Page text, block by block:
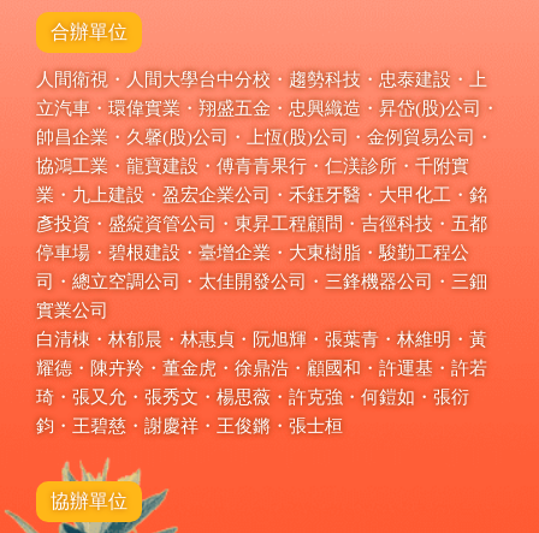
合辦單位
人間衛視・人間大學台中分校・趨勢科技・忠泰建設・上
立汽車・環偉實業・翔盛五金・忠興織造・昇岱(股)公司・
帥昌企業・久馨(股)公司・上恆(股)公司・金例貿易公司・
協鴻工業・龍寶建設・傅青青果行・仁渼診所・千附實
業・九上建設・盈宏企業公司・禾鈺牙醫・大甲化工・銘
彥投資・盛綻資管公司・東昇工程顧問・吉徑科技・五都
停車場・碧根建設・臺增企業・大東樹脂・駿勤工程公
司・總立空調公司・太佳開發公司・三鋒機器公司・三鈿
實業公司
白清棟・林郁晨・林惠貞・阮旭輝・張葉青・林維明・黃
耀德・陳卉羚・董金虎・徐鼎浩・顧國和・許運基・許若
琦・張又允・張秀文・楊思薇・許克強・何鎧如・張衍
鈞・王碧慈・謝慶祥・王俊鏘・張士桓
協辦單位